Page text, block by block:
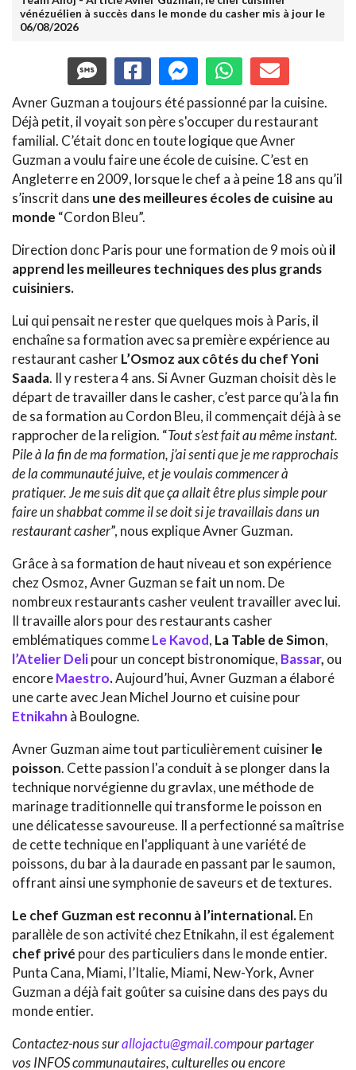
vénézuélien à succès dans le monde du casher mis à jour le
06/08/2026
Avner Guzman a toujours été passionné par la cuisine.
Déjà petit, il voyait son père s'occuper du restaurant
familial. C’était donc en toute logique que Avner
Guzman a voulu faire une école de cuisine. C’est en
Angleterre en 2009, lorsque le chef a à peine 18 ans qu’il
s’inscrit dans une des meilleures écoles de cuisine au
monde “Cordon Bleu”.
Direction donc Paris pour une formation de 9 mois où il
apprend les meilleures techniques des plus grands
cuisiniers.
Lui qui pensait ne rester que quelques mois à Paris, il
enchaîne sa formation avec sa première expérience au
restaurant casherL’Osmoz aux côtés du chef Yoni
Saada. Il y restera 4 ans. Si Avner Guzman choisit dès le
départ de travailler dans le casher, c’est parce qu’à la fin
de sa formation au Cordon Bleu, il commençait déjà à se
rapprocher de la religion. “Tout s’est fait au même instant.
Pile à la fin de ma formation, j’ai senti que je me rapprochais
de la communauté juive, et je voulais commencer à
pratiquer. Je me suis dit que ça allait être plus simple pour
faire un shabbat comme il se doit si je travaillais dans un
restaurant casher”, nous explique Avner Guzman.
Grâce à sa formation de haut niveau et son expérience
chez Osmoz, Avner Guzman se fait un nom. De
nombreux restaurants casher veulent travailler avec lui.
Il travaille alors pour des restaurants casher
emblématiques commeLe Kavod, La Table de Simon,
l’Atelier Delipour un concept bistronomique, Bassar, ou
encoreMaestro.Aujourd’hui, Avner Guzman a élaboré
une carte avec Jean Michel Journo et cuisine pour
Etnikahn à Boulogne.
Avner Guzman aime tout particulièrement cuisinerle
poisson. Cette passion l'a conduit à se plonger dans la
technique norvégienne du gravlax, une méthode de
marinage traditionnelle qui transforme le poisson en
une délicatesse savoureuse. Il a perfectionné sa maîtrise
de cette technique en l'appliquant à une variété de
poissons, du bar à la daurade en passant par le saumon,
offrant ainsi une symphonie de saveurs et de textures.
Le chef Guzman est reconnu à l’international.En
parallèle de son activité chez Etnikahn, il est également
chef privé pour des particuliers dans le monde entier.
Punta Cana, Miami, l’Italie, Miami, New-York, Avner
Guzman a déjà fait goûter sa cuisine dans des pays du
monde entier.
Contactez-nous surallojactu@gmail.compour partager
vos INFOS communautaires, culturelles ou encore